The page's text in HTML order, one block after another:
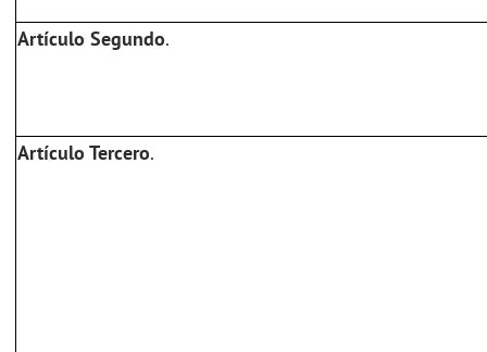
Artículo Segundo.
Artículo Tercero.